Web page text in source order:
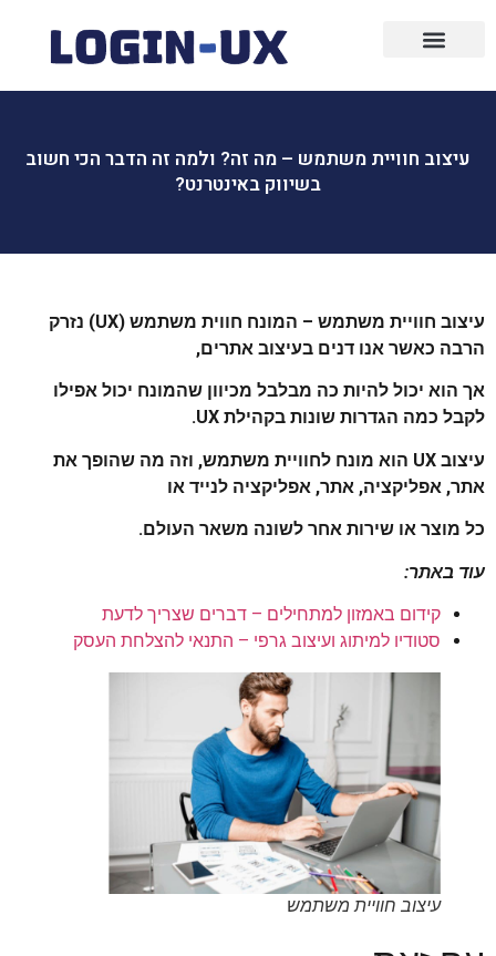
עיצוב חוויית משתמש – מה זה? ולמה זה הדבר הכי חשוב
בשיווק באינטרנט?
עיצוב חוויית משתמש – המונח
חווית משתמש (UX) נזרק
הרבה כאשר אנו דנים בעיצוב אתרים,
אך הוא יכול להיות כה מבלבל מכיוון שהמונח יכול אפילו
לקבל כמה הגדרות שונות בקהילת UX.
עיצוב UX הוא מונח
לחוויית משתמש, וזה מה שהופך את
אתר, אפליקציה, אתר, אפליקציה לנייד או
כל מוצר או שירות אחר לשונה משאר העולם.
עוד באתר:
קידום באמזון למתחילים – דברים שצריך לדעת
סטודיו למיתוג ועיצוב גרפי – התנאי להצלחת העסק
עיצוב חוויית משתמש